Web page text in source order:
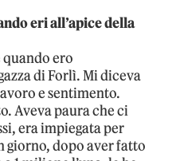
eri all’apice della
quando ero
di Forlì. Mi diceva
e sentimento.
Aveva paura che ci
era impiegata per
giorno, dopo aver fatto